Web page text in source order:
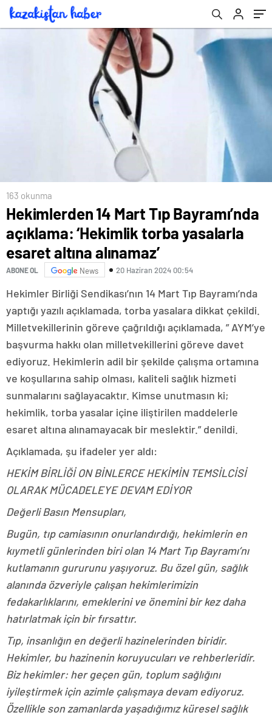
altına alınamaz’
163 okunma
Hekimlerden 14 Mart Tıp Bayramı’nda
açıklama: ‘Hekimlik torba yasalarla
esaret altına alınamaz’
ABONE OL News 20 Haziran 2024 00:54
Hekimler Birliği Sendikası’nın 14 Mart Tıp Bayramı’nda
yaptığı yazılı açıklamada, torba yasalara dikkat çekildi.
Milletvekillerinin göreve çağrıldığı açıklamada, ” AYM’ye
başvurma hakkı olan milletvekillerini göreve davet
ediyoruz. Hekimlerin adil bir şekilde çalışma ortamına
ve koşullarına sahip olması, kaliteli sağlık hizmeti
sunmalarını sağlayacaktır. Kimse unutmasın ki;
hekimlik, torba yasalar içine iliştirilen maddelerle
esaret altına alınamayacak bir meslektir.” denildi.
Açıklamada, şu ifadeler yer aldı:
HEKİM BİRLİĞİ ON BİNLERCE HEKİMİN TEMSİLCİSİ
OLARAK MÜCADELEYE DEVAM EDİYOR
Değerli Basın Mensupları,
Bugün, tıp camiasının onurlandırdığı, hekimlerin en
kıymetli günlerinden biri olan 14 Mart Tıp Bayramı’nı
kutlamanın gururunu yaşıyoruz. Bu özel gün, sağlık
alanında özveriyle çalışan hekimlerimizin
fedakarlıklarını, emeklerini ve önemini bir kez daha
hatırlatmak için bir fırsattır.
Tıp, insanlığın en değerli hazinelerinden biridir.
Hekimler, bu hazinenin koruyucuları ve rehberleridir.
Biz hekimler: her geçen gün, toplum sağlığını
iyileştirmek için azimle çalışmaya devam ediyoruz.
Özellikle son zamanlarda yaşadığımız küresel sağlık